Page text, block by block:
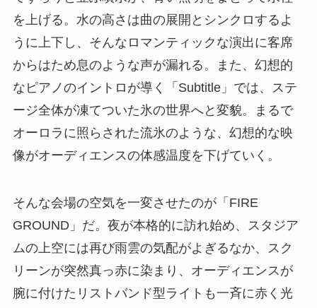
を上げる。水の高さは曲の展開とシンクロするよ
うに上下し、そんなロマンティックな演出に客席
からはため息のような声が漏れる。また、幻想的
なピアノのイントロが導く「Subtitle」では、ステ
ージ全体が凍てついた氷の世界へと変貌。まるで
オーロラに照らされた流氷のような、幻想的な映
像がオーディエンスの体感温度を下げていく。
そんな会場の空気を一変させたのが「FIRE
GROUND」だ。夜が本格的に訪れ始め、スタジア
ムの上空には再び雨雲の気配がよぎるなか、スク
リーンが突然真っ赤に染まり、オーディエンスが
腕に付けたリストバンド型ライトも一斉に赤く光